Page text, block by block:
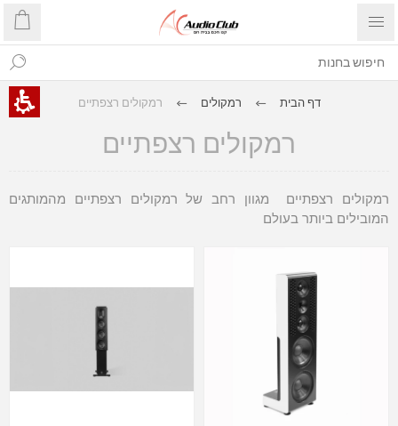
דף הבית רמקולים רמקולים רצפתיים
רמקולים רצפתיים
רמקולים רצפתיים מגוון רחב של רמקולים רצפתיים מהמותגים
המובילים ביותר בעולם